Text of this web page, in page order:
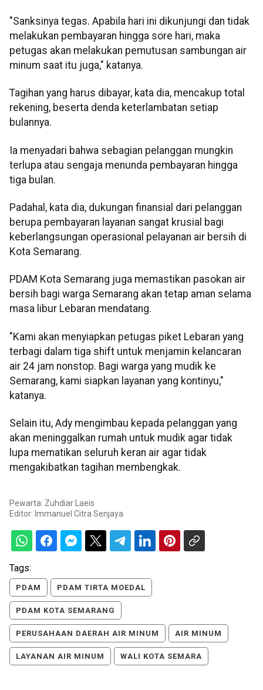
"Sanksinya tegas. Apabila hari ini dikunjungi dan tidak
melakukan pembayaran hingga sore hari, maka
petugas akan melakukan pemutusan sambungan air
minum saat itu juga," katanya.
Tagihan yang harus dibayar, kata dia, mencakup total
rekening, beserta denda keterlambatan setiap
bulannya.
Ia menyadari bahwa sebagian pelanggan mungkin
terlupa atau sengaja menunda pembayaran hingga
tiga bulan.
Padahal, kata dia, dukungan finansial dari pelanggan
berupa pembayaran layanan sangat krusial bagi
keberlangsungan operasional pelayanan air bersih di
Kota Semarang.
PDAM Kota Semarang juga memastikan pasokan air
bersih bagi warga Semarang akan tetap aman selama
masa libur Lebaran mendatang.
"Kami akan menyiapkan petugas piket Lebaran yang
terbagi dalam tiga shift untuk menjamin kelancaran
air 24 jam nonstop. Bagi warga yang mudik ke
Semarang, kami siapkan layanan yang kontinyu,"
katanya.
Selain itu, Ady mengimbau kepada pelanggan yang
akan meninggalkan rumah untuk mudik agar tidak
lupa mematikan seluruh keran air agar tidak
mengakibatkan tagihan membengkak.
Pewarta: Zuhdiar Laeis
Editor: Immanuel Citra Senjaya
Tags:
PDAM PDAM TIRTA MOEDAL
PDAM KOTA SEMARANG
PERUSAHAAN DAERAH AIR MINUM AIR MINUM
LAYANAN AIR MINUM WALI KOTA SEMARA